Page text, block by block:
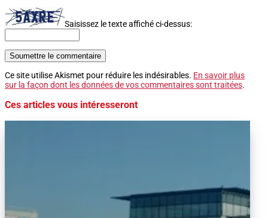
Saisissez le texte affiché ci-dessus:
Soumettre le commentaire
Ce site utilise Akismet pour réduire les indésirables. En savoir plus
sur la façon dont les données de vos commentaires sont traitées.
Ces articles vous intéresseront